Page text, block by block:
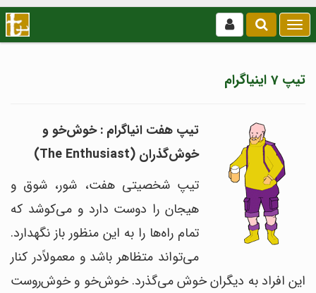
بازکردن
/
تیپ 7 اینیاگرام
تیپ هفت انیاگرام : خوش‌خو و
خوش‌گذران (The Enthusiast
)
تیپ شخصیتی هفت، شور، شوق و
هیجان را دوست دارد و می‌کوشد که
تمام راه‌ها را به این منظور باز نگهدارد.
می‌تواند متظاهر باشد و معمولاً‌در کنار
این افراد به دیگران خوش می‌گذرد. خوش‌خو و خوش‌روست